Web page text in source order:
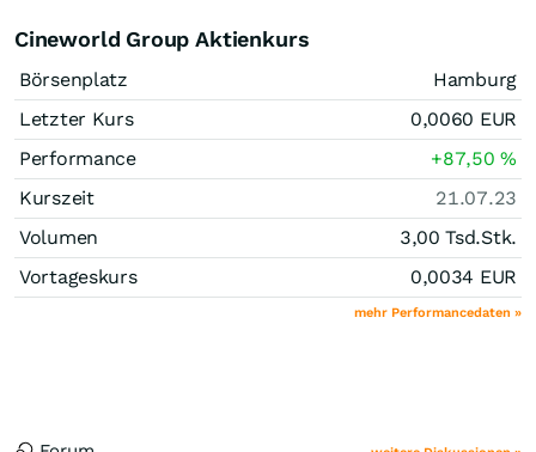
Cineworld Group Aktienkurs
Börsenplatz
Hamburg
Letzter Kurs
0,0060 EUR
Performance
+87,50%
Kurszeit
21.07.23
Volumen
3,00 Tsd.Stk.
Vortageskurs
0,0034 EUR
mehr Performancedaten »